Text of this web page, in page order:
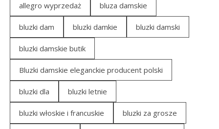
allegro wyprzedaż bluza damskie
bluzki dam bluzki damkie bluzki damski
bluzki damskie butik
Bluzki damskie eleganckie producent polski
bluzki dla bluzki letnie
bluzki włoskie i francuskie bluzki za grosze